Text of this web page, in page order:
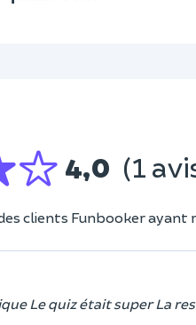
4,0 (1
clients Funbooker ayant
Le quiz était super La